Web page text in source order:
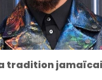
tradition